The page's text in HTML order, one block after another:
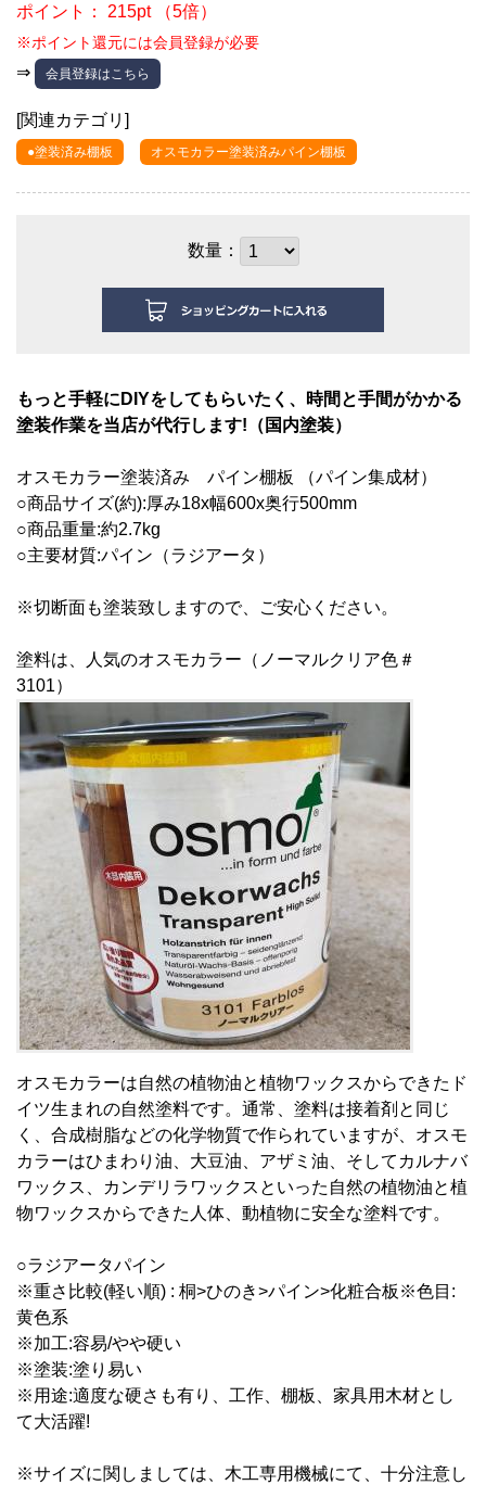
ポイント： 215pt （5倍）
※ポイント還元には会員登録が必要
⇒ 会員登録はこちら
[関連カテゴリ]
●塗装済み棚板 オスモカラー塗装済みパイン棚板
数量：
もっと手軽にDIYをしてもらいたく、時間と手間がかかる
塗装作業を当店が代行します!（国内塗装）
オスモカラー塗装済み パイン棚板 （パイン集成材）
○商品サイズ(約):厚み18x幅600x奥行500mm
○商品重量:約2.7kg
○主要材質:パイン（ラジアータ）
※切断面も塗装致しますので、ご安心ください。
塗料は、人気のオスモカラー（ノーマルクリア色＃
3101）
オスモカラーは自然の植物油と植物ワックスからできたド
イツ生まれの自然塗料です。通常、塗料は接着剤と同じ
く、合成樹脂などの化学物質で作られていますが、オスモ
カラーはひまわり油、大豆油、アザミ油、そしてカルナバ
ワックス、カンデリラワックスといった自然の植物油と植
物ワックスからできた人体、動植物に安全な塗料です。
○ラジアータパイン
※重さ比較(軽い順) : 桐>ひのき>パイン>化粧合板※色目:
黄色系
※加工:容易/やや硬い
※塗装:塗り易い
※用途:適度な硬さも有り、工作、棚板、家具用木材とし
て大活躍!
※サイズに関しましては、木工専用機械にて、十分注意し